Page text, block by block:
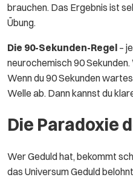
brauchen. Das Ergebnis ist
Übung.
Die 90-Sekunden-Regel –
neurochemisch 90
Wenn du 90 Sekunden
Welle ab. Dann kannst du
Die Paradoxie
Wer Geduld hat, bekommt
das Universum Geduld